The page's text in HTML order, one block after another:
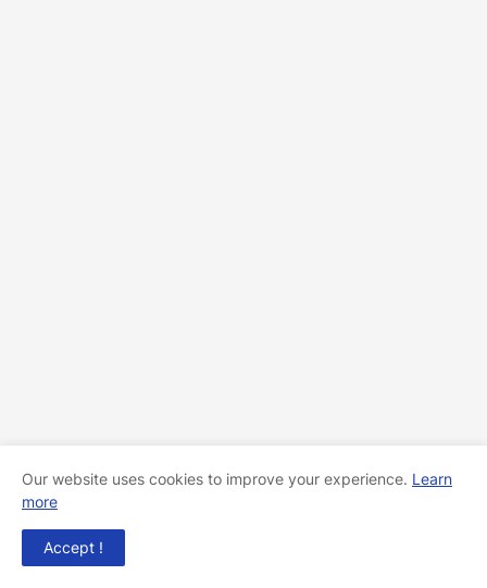
Our website uses cookies to improve your experience. Learn
more
Accept !